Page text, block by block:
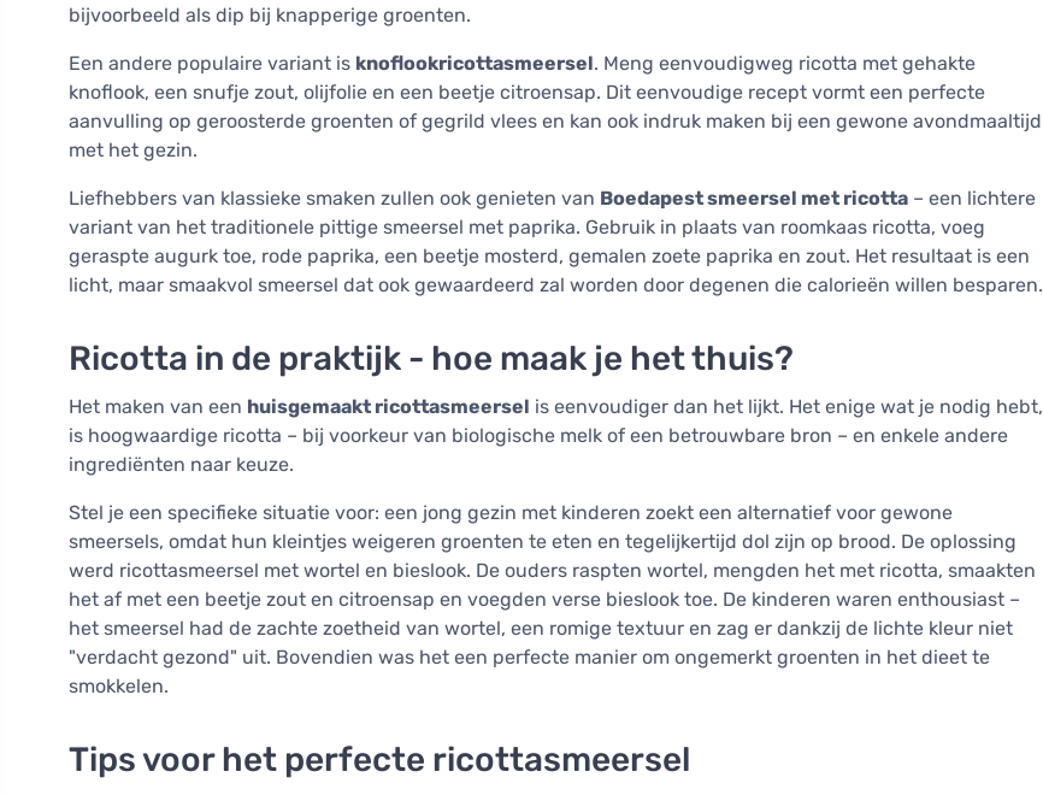
bijvoorbeeld als dip bij knapperige groenten.
Een andere populaire variant is knoflookricottasmeersel. Meng eenvoudigweg ricotta met gehakte
knoflook, een snufje zout, olijfolie en een beetje citroensap. Dit eenvoudige recept vormt een perfecte
aanvulling op geroosterde groenten of gegrild vlees en kan ook indruk maken bij een gewone avondmaaltijd
met het gezin.
Liefhebbers van klassieke smaken zullen ook genieten van Boedapest smeersel met ricotta – een lichtere
variant van het traditionele pittige smeersel met paprika. Gebruik in plaats van roomkaas ricotta, voeg
geraspte augurk toe, rode paprika, een beetje mosterd, gemalen zoete paprika en zout. Het resultaat is een
licht, maar smaakvol smeersel dat ook gewaardeerd zal worden door degenen die calorieën willen besparen.
Ricotta in de praktijk - hoe maak je het thuis?
Het maken van een huisgemaakt ricottasmeersel is eenvoudiger dan het lijkt. Het enige wat je nodig hebt,
is hoogwaardige ricotta – bij voorkeur van biologische melk of een betrouwbare bron – en enkele andere
ingrediënten naar keuze.
Stel je een specifieke situatie voor: een jong gezin met kinderen zoekt een alternatief voor gewone
smeersels, omdat hun kleintjes weigeren groenten te eten en tegelijkertijd dol zijn op brood. De oplossing
werd ricottasmeersel met wortel en bieslook. De ouders raspten wortel, mengden het met ricotta, smaakten
het af met een beetje zout en citroensap en voegden verse bieslook toe. De kinderen waren enthousiast –
het smeersel had de zachte zoetheid van wortel, een romige textuur en zag er dankzij de lichte kleur niet
"verdacht gezond" uit. Bovendien was het een perfecte manier om ongemerkt groenten in het dieet te
smokkelen.
Tips voor het perfecte ricottasmeersel